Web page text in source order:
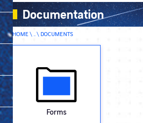
Documentation
HOME \ .. \ DOCUMENTS
Forms